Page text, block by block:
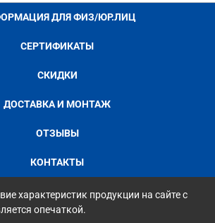
ДЛЯ ФИЗ/ЮР.ЛИЦ
СЕРТИФИКАТЫ
СКИДКИ
ДОСТАВКА И МОНТАЖ
ОТЗЫВЫ
КОНТАКТЫ
характеристик продукции на сайте с
опечаткой.